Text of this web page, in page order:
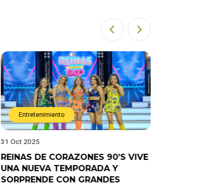
Entretenimiento
31 Oct 2025
REINAS DE CORAZONES 90’S VIVE
UNA NUEVA TEMPORADA Y
SORPRENDE CON GRANDES